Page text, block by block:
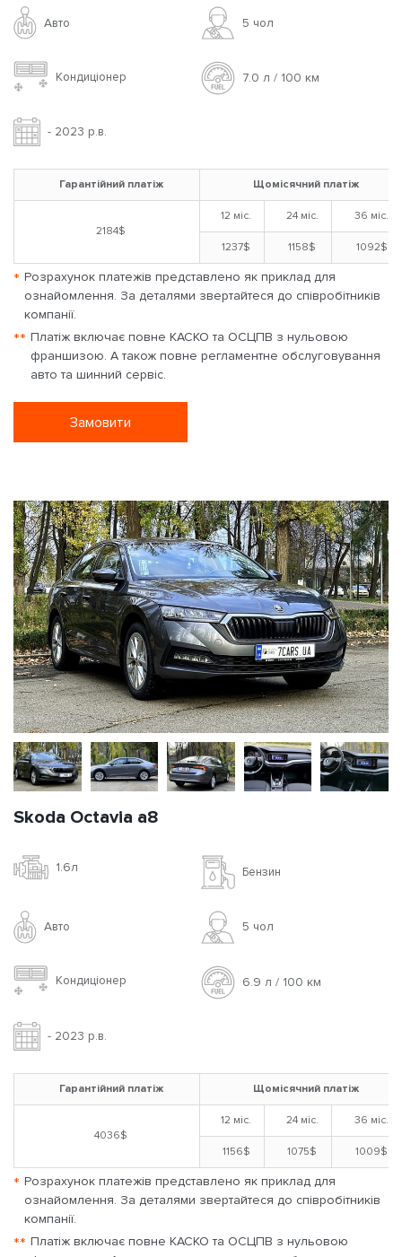
Авто 5 чoл
Кондиціонер 7.0 л / 100 км
- 2023 р.в.
Гарантійний платіж Щомісячний платіж
2184$
12 міс. 24 міс. 36 міс.
1237$ 1158$ 1092$
* Розрахунок платежів представлено як приклад для
ознайомлення. За деталями звертайтеся до співробітників
компанії.
** Платіж включає повне КАСКО та ОСЦПВ з нульовою
франшизою. А також повне регламентне обслуговування
авто та шинний сервіс.
Замовити
Skoda Octavia a8
1.6л Бензин
Авто 5 чoл
Кондиціонер 6.9 л / 100 км
- 2023 р.в.
Гарантійний платіж Щомісячний платіж
4036$
12 міс. 24 міс. 36 міс.
1156$ 1075$ 1009$
* Розрахунок платежів представлено як приклад для
ознайомлення. За деталями звертайтеся до співробітників
компанії.
** Платіж включає повне КАСКО та ОСЦПВ з нульовою